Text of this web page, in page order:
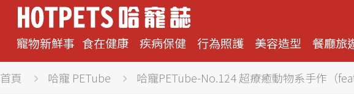
寵物新鮮事 食在健康 疾病保健 行為照護 美容造型 餐廳旅
首頁 哈寵 PETube 哈寵PETube-No.124 超療癒動物系手作（